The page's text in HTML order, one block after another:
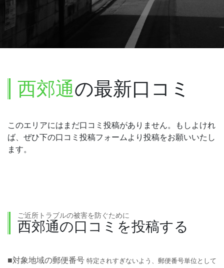
西郊通の最新口コミ
このエリアにはまだ口コミ投稿がありません。もしよけれ
ば、ぜひ下の口コミ投稿フォームより投稿をお願いいたし
ます。
ご近所トラブルの被害を防ぐために
西郊通の口コミを投稿する
■対象地域の郵便番号 特定されすぎないよう、郵便番号単位として